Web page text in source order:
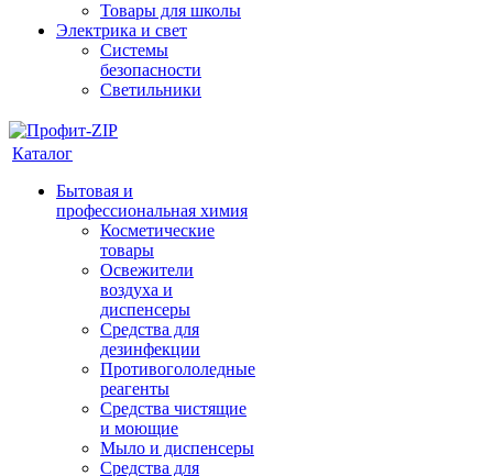
Товары для школы
Электрика и свет
Системы
безопасности
Светильники
Каталог
Бытовая и
профессиональная химия
Косметические
товары
Освежители
воздуха и
диспенсеры
Средства для
дезинфекции
Противогололедные
реагенты
Средства чистящие
и моющие
Мыло и диспенсеры
Средства для